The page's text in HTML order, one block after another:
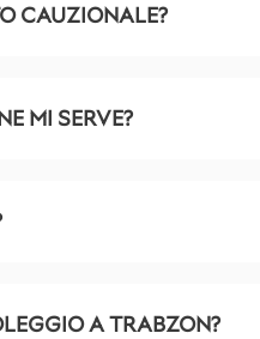
CAUZIONALE?
MI SERVE?
A TRABZON?